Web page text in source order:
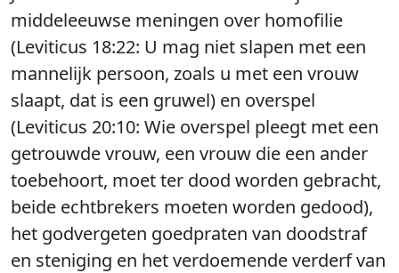
middeleeuwse meningen over homofilie
(Leviticus 18:22: U mag niet slapen met een
mannelijk persoon, zoals u met een vrouw
slaapt, dat is een gruwel) en overspel
(Leviticus 20:10: Wie overspel pleegt met een
getrouwde vrouw, een vrouw die een ander
toebehoort, moet ter dood worden gebracht,
beide echtbrekers moeten worden gedood),
het godvergeten goedpraten van doodstraf
en steniging en het verdoemende verderf van